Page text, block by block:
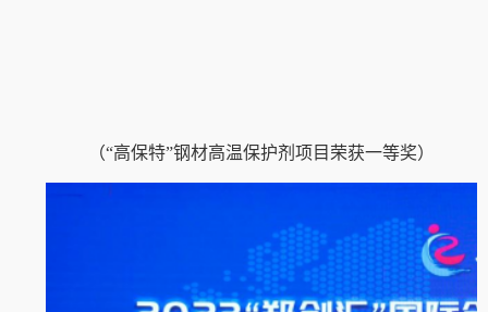
（“高保特”钢材高温保护剂 项目 荣获一等奖）